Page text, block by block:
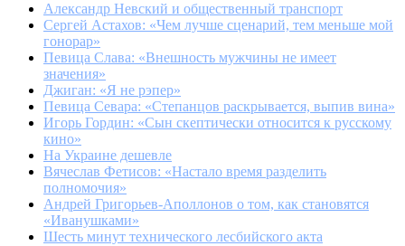
Александр Невский и общественный транспорт
Сергей Астахов: «Чем лучше сценарий, тем меньше мой
гонорар»
Певица Слава: «Внешность мужчины не имеет
значения»
Джиган: «Я не рэпер»
Певица Севара: «Степанцов раскрывается, выпив вина»
Игорь Гордин: «Сын скептически относится к русскому
кино»
На Украине дешевле
Вячеслав Фетисов: «Настало время разделить
полномочия»
Андрей Григорьев-Аполлонов о том, как становятся
«Иванушками»
Шесть минут технического лесбийского акта